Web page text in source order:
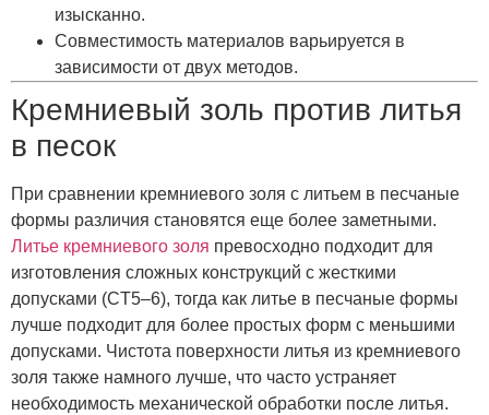
изысканно.
Совместимость материалов варьируется в
зависимости от двух методов.
Кремниевый золь против литья
в песок
При сравнении кремниевого золя с литьем в песчаные
формы различия становятся еще более заметными.
Литье кремниевого золя превосходно подходит для
изготовления сложных конструкций с жесткими
допусками (CT5–6), тогда как литье в песчаные формы
лучше подходит для более простых форм с меньшими
допусками. Чистота поверхности литья из кремниевого
золя также намного лучше, что часто устраняет
необходимость механической обработки после литья.